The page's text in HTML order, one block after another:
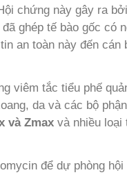
chứng này gây ra
ghép tế bào gốc có
an toàn này đến cán
viêm tắc tiểu phế
da và các bộ
và Zmax và nhiều loại
để dự phòng